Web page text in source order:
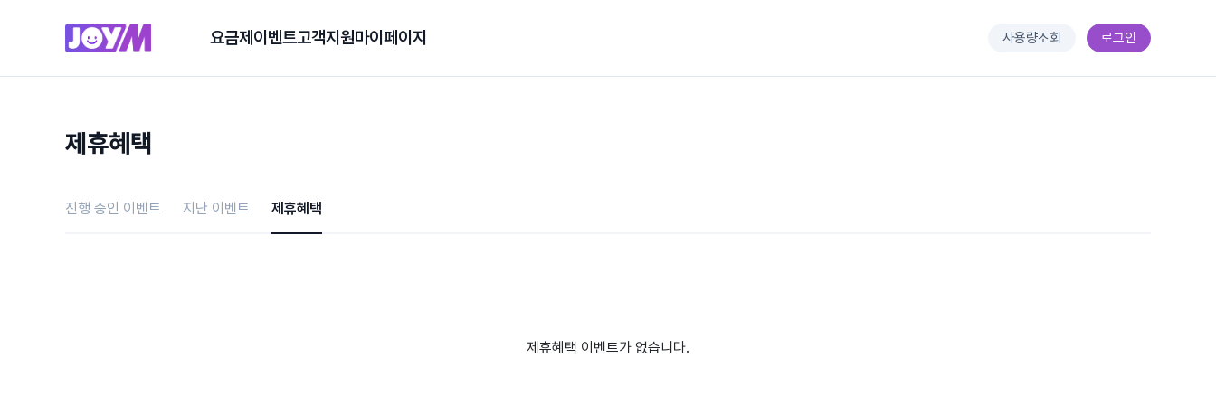
요금제 이벤트고객지원마이페이지 사용량조회 로그인
제휴혜택
진행 중인 이벤트 지난 이벤트 제휴혜택
제휴혜택 이벤트가 없습니다.